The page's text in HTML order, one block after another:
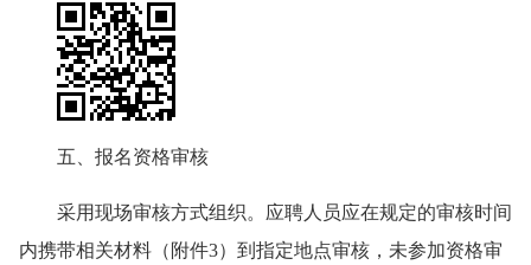
五、报名资格审核
采用现场审核方式组织。 应聘人员应在规定的审核时间
内携带相关材料（附件3）到指定地点审核，未参加资格审